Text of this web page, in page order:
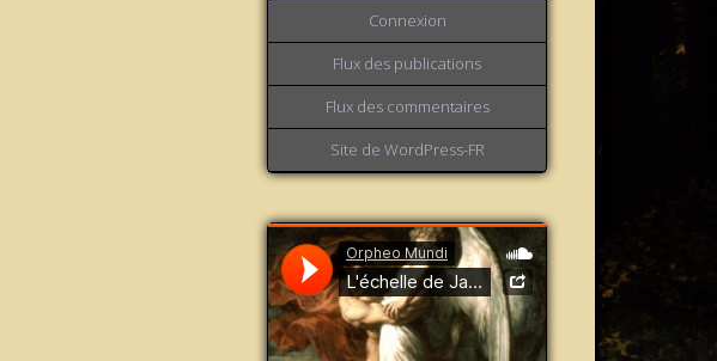
Connexion
Flux des publications
Flux des commentaires
Site de WordPress-FR